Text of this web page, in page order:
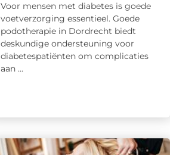
Voor mensen met diabetes is goede
voetverzorging essentieel. Goede
podotherapie in Dordrecht biedt
deskundige ondersteuning voor
diabetespatiënten om complicaties
aan ...